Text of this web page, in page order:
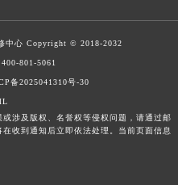
中心 Copyright © 2018-2032
400-801-5061
备2025041310号-30
涉及版权、名誉权等侵权问题，请通过邮
收到通知后立即依法处理。当前页面信息